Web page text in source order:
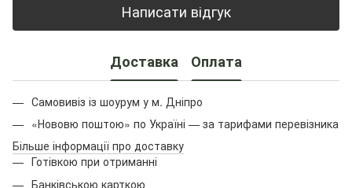
Написати відгук
Доставка Оплата
Самовивіз із шоурум у м. Дніпро
«Нововю поштою» по Україні — за тарифами перевізника
Більше інформації про доставку
Готівкою при отриманні
Банківською карткою